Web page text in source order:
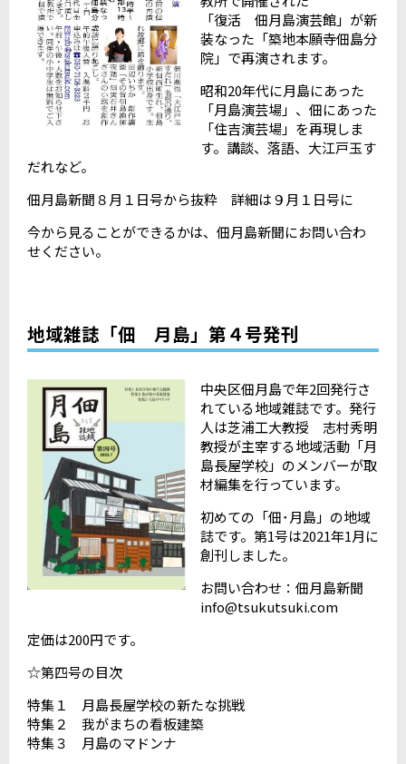
「復活 佃月島演芸館」が新
装なった「築地本願寺佃島分
院」で再演されます。
昭和20年代に月島にあった
「月島演芸場」、佃にあった
「住吉演芸場」を再現しま
す。講談、落語、大江戸玉す
だれなど。
佃月島新聞８月１日号から抜粋 詳細は９月１日号に
今から見ることができるかは、佃月島新聞にお問い合わ
せください。
地域雑誌「佃 月島」第４号発刊
中央区佃月島で年2回発行さ
れている地域雑誌です。発行
人は芝浦工大教授 志村秀明
教授が主宰する地域活動「月
島長屋学校」のメンバーが取
材編集を行っています。
初めての「佃･月島」の地域
誌です。第1号は2021年1月に
創刊しました。
お問い合わせ：佃月島新聞
info@tsukutsuki.com
定価は200円です。
☆第四号の目次
特集１ 月島長屋学校の新たな挑戦
特集２ 我がまちの看板建築
特集３ 月島のマドンナ